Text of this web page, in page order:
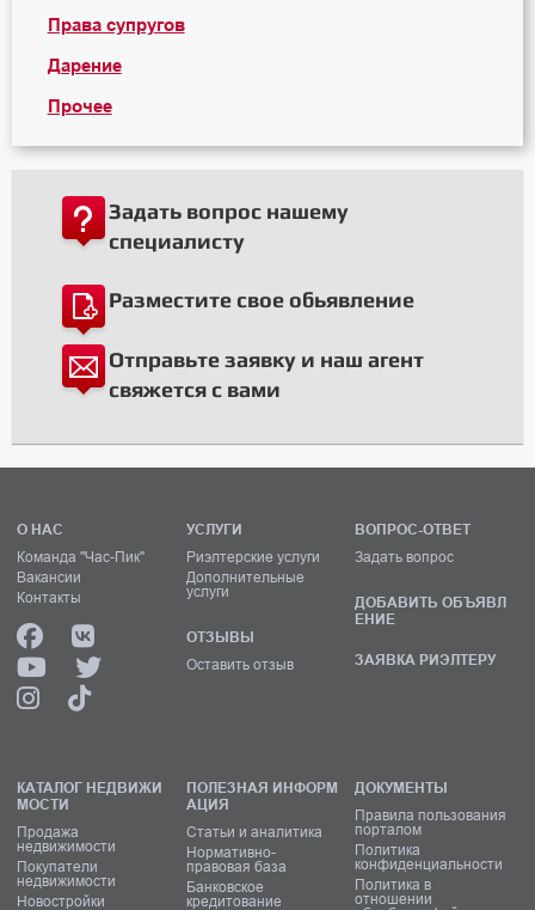
Права супругов
Дарение
Прочее
Задать вопрос нашему
специалисту
Разместите свое обьявление
Отправьте заявку и наш агент
свяжется с вами
О НАС
Команда "Час-Пик"
Вакансии
Контакты
УСЛУГИ
Риэлтерские услуги
Дополнительные
услуги
ОТЗЫВЫ
Оставить отзыв
ВОПРОС-ОТВЕТ
Задать вопрос
ДОБАВИТЬ ОБЪЯВЛ
ЕНИЕ
ЗАЯВКА РИЭЛТЕРУ
КАТАЛОГ НЕДВИЖИ
МОСТИ
Продажа
недвижимости
Покупатели
недвижимости
Новостройки
ПОЛЕЗНАЯ ИНФОРМ
АЦИЯ
Статьи и аналитика
Нормативно-
правовая база
Банковское
кредитование
ДОКУМЕНТЫ
Правила пользования
порталом
Политика
конфиденциальности
Политика в
отношении